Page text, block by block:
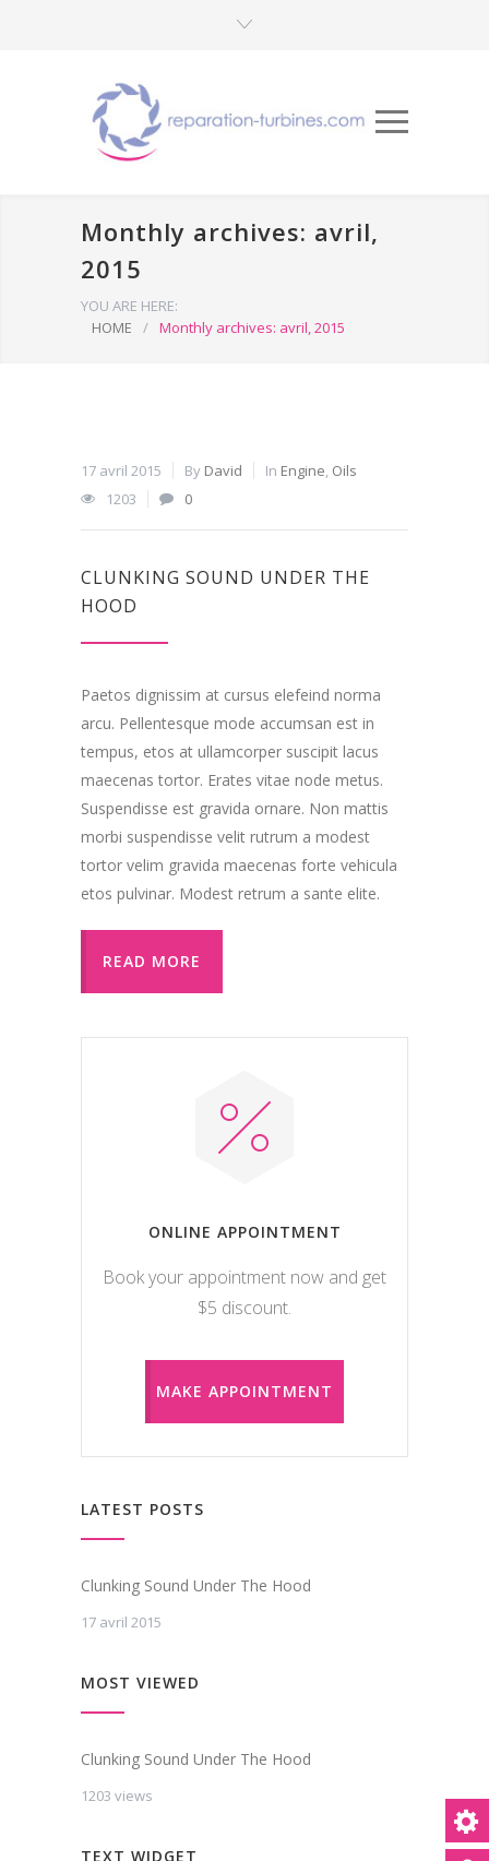
Monthly archives: avril,
2015
YOU ARE HERE:
HOME
/ Monthly archives: avril, 2015
17 avril 2015 By David In Engine, Oils
1203
0
CLUNKING SOUND UNDER THE
HOOD
Paetos dignissim at cursus elefeind norma
arcu. Pellentesque mode accumsan est in
tempus, etos at ullamcorper suscipit lacus
maecenas tortor. Erates vitae node metus.
Suspendisse est gravida ornare. Non mattis
morbi suspendisse velit rutrum a modest
tortor velim gravida maecenas forte vehicula
etos pulvinar. Modest retrum a sante elite.
READ MORE
ONLINE APPOINTMENT
Book your appointment now and get
$5 discount.
MAKE APPOINTMENT
LATEST POSTS
Clunking Sound Under The Hood
17 avril 2015
MOST VIEWED
Clunking Sound Under The Hood
1203 views
TEXT WIDGET